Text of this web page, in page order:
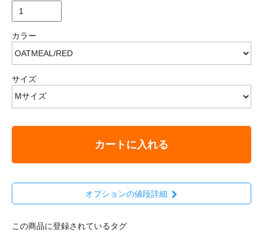
カラー
サイズ
カートに入れる
オプションの値段詳細
この商品に登録されているタグ